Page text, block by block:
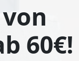
60€!